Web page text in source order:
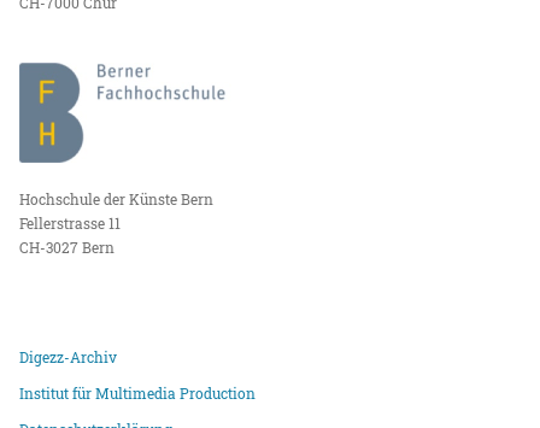
Hochschule der Künste Bern
Fellerstrasse 11
CH-3027 Bern
Digezz-Archiv
Institut für Multimedia Production